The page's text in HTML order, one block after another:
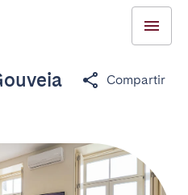
Compartir